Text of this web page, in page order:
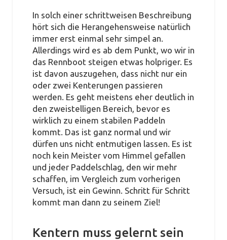
In solch einer schrittweisen Beschreibung
hört sich die Herangehensweise natürlich
immer erst einmal sehr simpel an.
Allerdings wird es ab dem Punkt, wo wir in
das Rennboot steigen etwas holpriger. Es
ist davon auszugehen, dass nicht nur ein
oder zwei Kenterungen passieren
werden. Es geht meistens eher deutlich in
den zweistelligen Bereich, bevor es
wirklich zu einem stabilen Paddeln
kommt. Das ist ganz normal und wir
dürfen uns nicht entmutigen lassen. Es ist
noch kein Meister vom Himmel gefallen
und jeder Paddelschlag, den wir mehr
schaffen, im Vergleich zum vorherigen
Versuch, ist ein Gewinn. Schritt für Schritt
kommt man dann zu seinem Ziel!
Kentern muss gelernt sein